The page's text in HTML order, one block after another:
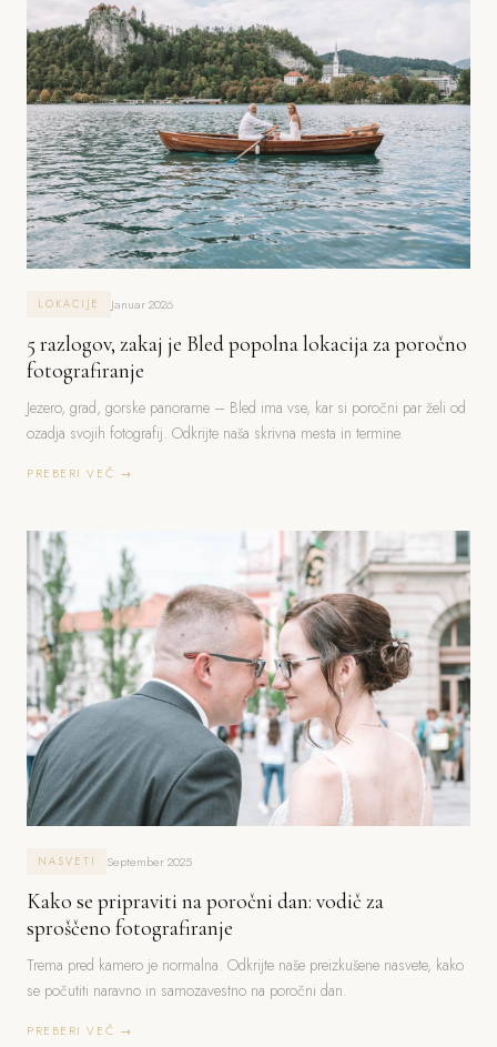
LOKACIJE Januar 2026
5 razlogov, zakaj je Bled popolna lokacija za poročno
fotografiranje
Jezero, grad, gorske panorame – Bled ima vse, kar si poročni par želi od
ozadja svojih fotografij. Odkrijte naša skrivna mesta in termine.
PREBERI VEČ →
NASVETI September 2025
Kako se pripraviti na poročni dan: vodič za
sproščeno fotografiranje
Trema pred kamero je normalna. Odkrijte naše preizkušene nasvete, kako
se počutiti naravno in samozavestno na poročni dan.
PREBERI VEČ →